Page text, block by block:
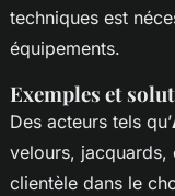
techniques est
équipements.
Exemples et
Des acteurs tels qu’
velours, jacquards,
clientèle dans le